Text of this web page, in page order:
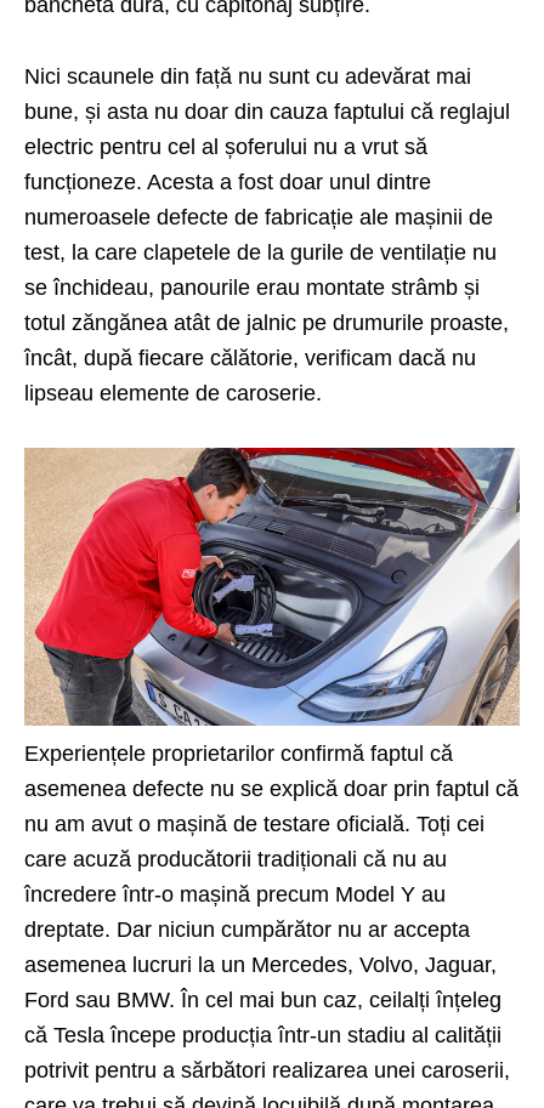
Nici scaunele din față nu sunt cu adevărat mai
bune, și asta nu doar din cauza faptului că reglajul
electric pentru cel al șoferului nu a vrut să
funcționeze. Acesta a fost doar unul dintre
numeroasele defecte de fabricație ale mașinii de
test, la care clapetele de la gurile de ventilație nu
se închideau, panourile erau montate strâmb și
totul zăngănea atât de jalnic pe drumurile proaste,
încât, după fiecare călătorie, verificam dacă nu
lipseau elemente de caroserie.
Experiențele proprietarilor confirmă faptul că
asemenea defecte nu se explică doar prin faptul că
nu am avut o mașină de testare oficială. Toți cei
care acuză producătorii tradiționali că nu au
încredere într-o mașină precum Model Y au
dreptate. Dar niciun cumpărător nu ar accepta
asemenea lucruri la un Mercedes, Volvo, Jaguar,
Ford sau BMW. În cel mai bun caz, ceilalți înțeleg
că Tesla începe producția într-un stadiu al calității
potrivit pentru a sărbători realizarea unei caroserii,